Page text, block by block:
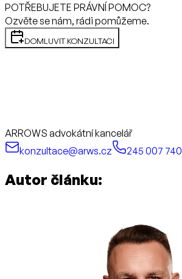
POTŘEBUJETE PRÁVNÍ POMOC?
Ozvěte se nám, rádi pomůžeme.
DOMLUVIT KONZULTACI
ARROWS advokátní kancelář
konzultace@arws.cz
245 007 740
Autor článku: